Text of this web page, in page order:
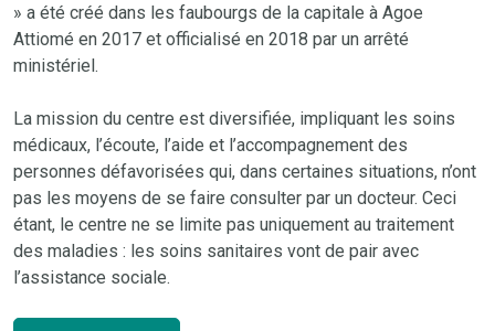
» a été créé dans les faubourgs de la capitale à Agoe
Attiomé en 2017 et officialisé en 2018 par un arrêté
ministériel.
La mission du centre est diversifiée, impliquant les soins
médicaux, l’écoute, l’aide et l’accompagnement des
personnes défavorisées qui, dans certaines situations, n’ont
pas les moyens de se faire consulter par un docteur. Ceci
étant, le centre ne se limite pas uniquement au traitement
des maladies : les soins sanitaires vont de pair avec
l’assistance sociale.